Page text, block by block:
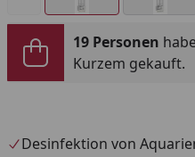
19 Personen
Kurzem gekauft.
Desinfektion von